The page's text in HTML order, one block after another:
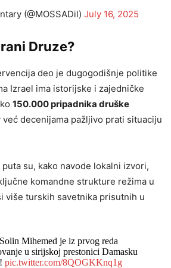
(@MOSSADil) July 16, 2025
Druze?
deo je dugogodišnje politike
Izrael ima istorijske i zajedničke
150.000 pripadnika druške
već decenijama pažljivo prati situaciju
su, kako navode lokalni izvori,
komandne strukture režima u
više turskih savetnika prisutnih u
Mihemed je iz prvog reda
u sirijskoj prestonici Damasku
pic.twitter.com/8QOGKKnq1g